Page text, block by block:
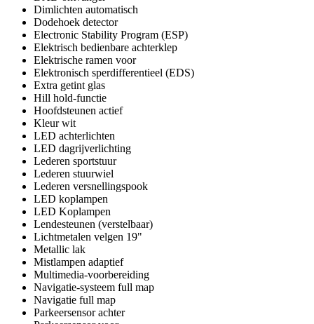
Dimlichten automatisch
Dodehoek detector
Electronic Stability Program (ESP)
Elektrisch bedienbare achterklep
Elektrische ramen voor
Elektronisch sperdifferentieel (EDS)
Extra getint glas
Hill hold-functie
Hoofdsteunen actief
Kleur wit
LED achterlichten
LED dagrijverlichting
Lederen sportstuur
Lederen stuurwiel
Lederen versnellingspook
LED koplampen
LED Koplampen
Lendesteunen (verstelbaar)
Lichtmetalen velgen 19"
Metallic lak
Mistlampen adaptief
Multimedia-voorbereiding
Navigatie-systeem full map
Navigatie full map
Parkeersensor achter